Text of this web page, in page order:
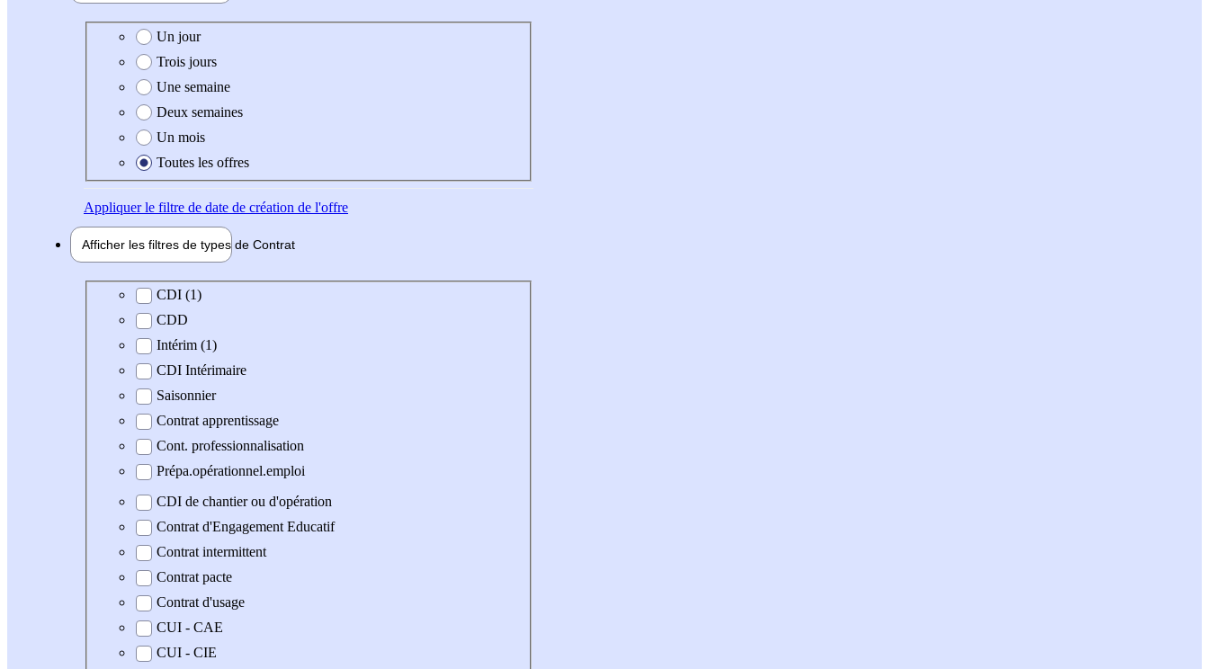
Date de création de l'offre
Un jour
Trois jours
Une semaine
Deux semaines
Un mois
Toutes les offres
Appliquerle filtre de date de création de l'offre
Afficher les filtres de types de Contrat
Type de contrat
CDI (1)
CDD
Intérim (1)
CDI Intérimaire
Saisonnier
Contrat apprentissage
Cont. professionnalisation
Prépa.opérationnel.emploi
CDI de chantier ou d'opération
Contrat d'Engagement Educatif
Contrat intermittent
Contrat pacte
Contrat d'usage
CUI - CAE
CUI - CIE